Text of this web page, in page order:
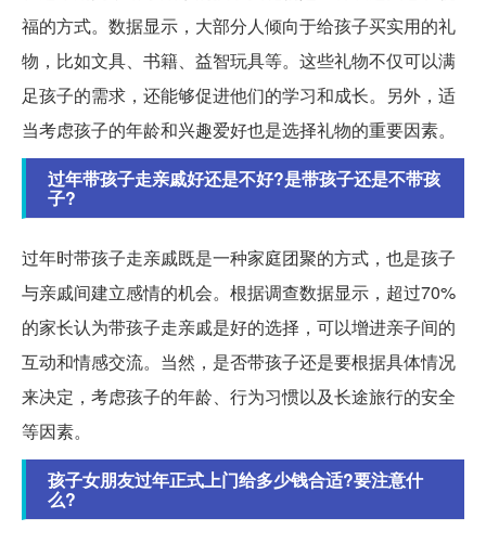
福的方式。数据显示，大部分人倾向于给孩子买实用的礼
物，比如文具、书籍、益智玩具等。这些礼物不仅可以满
足孩子的需求，还能够促进他们的学习和成长。另外，适
当考虑孩子的年龄和兴趣爱好也是选择礼物的重要因素。
过年带孩子走亲戚好还是不好?是带孩子还是不带孩
子?
过年时带孩子走亲戚既是一种家庭团聚的方式，也是孩子
与亲戚间建立感情的机会。根据调查数据显示，超过70%
的家长认为带孩子走亲戚是好的选择，可以增进亲子间的
互动和情感交流。当然，是否带孩子还是要根据具体情况
来决定，考虑孩子的年龄、行为习惯以及长途旅行的安全
等因素。
孩子女朋友过年正式上门给多少钱合适?要注意什
么?